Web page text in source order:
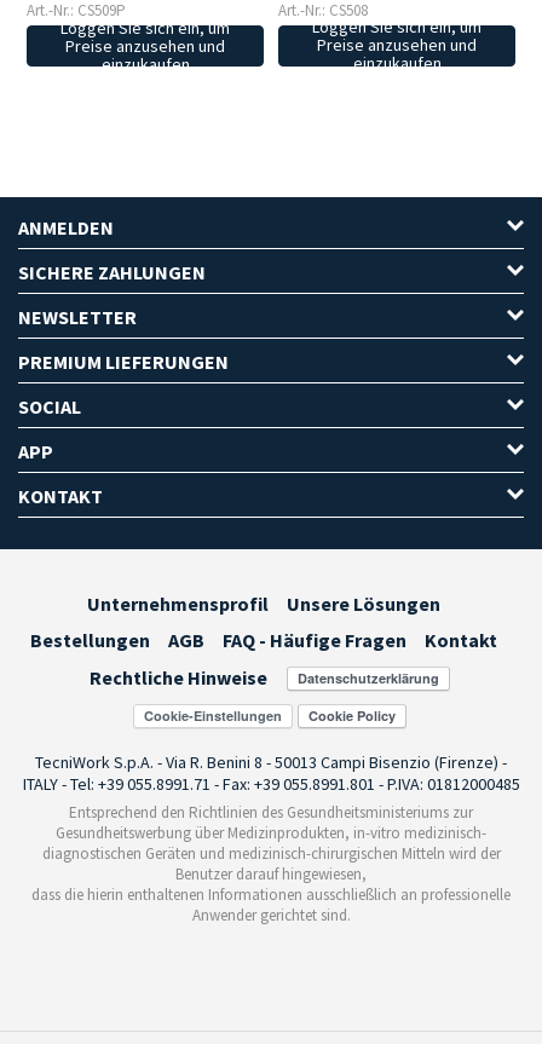
Art.-Nr.: CS509P
Loggen Sie sich ein, um
Preise anzusehen und
einzukaufen
Art.-Nr.: CS508
Loggen Sie sich ein, um
Preise anzusehen und
einzukaufen
ANMELDEN
SICHERE ZAHLUNGEN
NEWSLETTER
PREMIUM LIEFERUNGEN
SOCIAL
APP
KONTAKT
Unternehmensprofil
Unsere Lösungen
Bestellungen
AGB FAQ - Häufige Fragen
Kontakt
Rechtliche Hinweise
Cookie-Einstellungen
TecniWork S.p.A. - Via R. Benini 8 - 50013 Campi Bisenzio (Firenze) -
ITALY - Tel: +39 055.8991.71 - Fax: +39 055.8991.801 - P.IVA: 01812000485
Entsprechend den Richtlinien des Gesundheitsministeriums zur
Gesundheitswerbung über Medizinprodukten, in-vitro medizinisch-
diagnostischen Geräten und medizinisch-chirurgischen Mitteln wird der
Benutzer darauf hingewiesen,
dass die hierin enthaltenen Informationen ausschließlich an professionelle
Anwender gerichtet sind.